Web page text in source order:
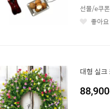
좋
선물/e쿠
좋아요
대형 실
88,900